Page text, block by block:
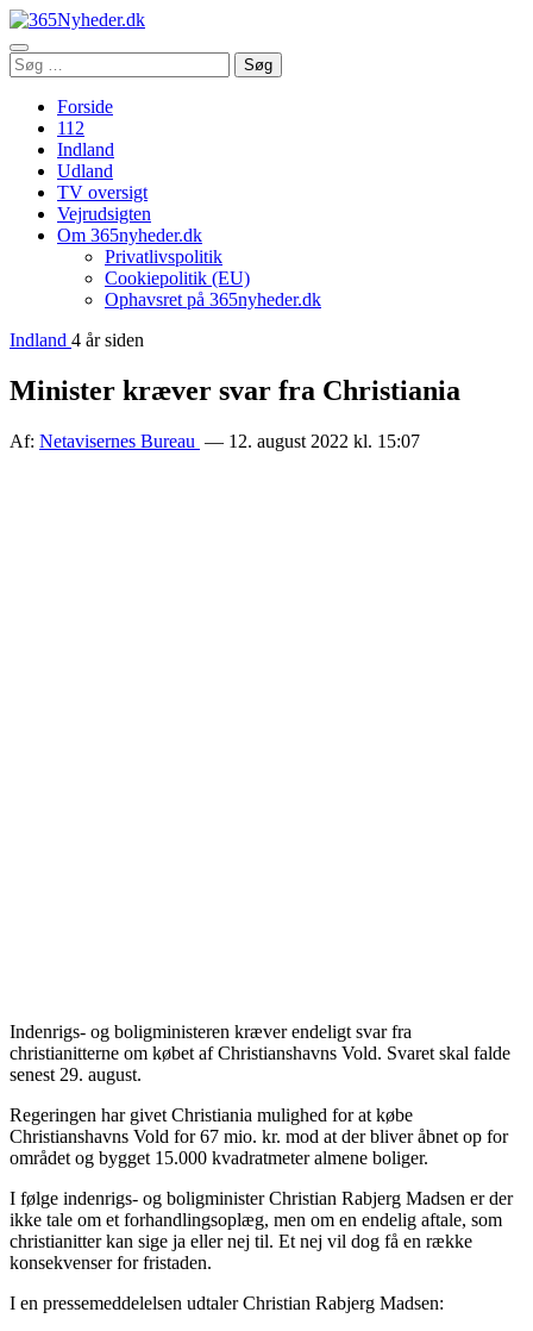
Åbn
menu
Søg
efter:
Søg
Forside
112
Indland
Udland
TV oversigt
Vejrudsigten
Om 365nyheder.dk
Privatlivspolitik
Cookiepolitik (EU)
Ophavsret på 365nyheder.dk
Indland 4 år siden
Minister kræver svar fra Christiania
Af: Netavisernes Bureau — 12. august 2022 kl. 15:07
Indenrigs- og boligministeren kræver endeligt svar fra
christianitterne om købet af Christianshavns Vold. Svaret skal falde
senest 29. august.
Regeringen har givet Christiania mulighed for at købe
Christianshavns Vold for 67 mio. kr. mod at der bliver åbnet op for
området og bygget 15.000 kvadratmeter almene boliger.
I følge indenrigs- og boligminister Christian Rabjerg Madsen er der
ikke tale om et forhandlingsoplæg, men om en endelig aftale, som
christianitter kan sige ja eller nej til. Et nej vil dog få en række
konsekvenser for fristaden.
I en pressemeddelelsen udtaler Christian Rabjerg Madsen: